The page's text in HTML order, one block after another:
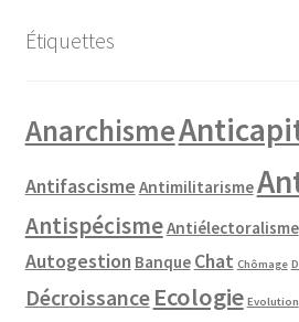
À propos
Étiquettes
Anarchisme
Antifascisme Antimilitarisme
AntispécismeAntiélectoralisme
Autogestion Banque Chat Chômage
Décroissance Ecologie Evolution